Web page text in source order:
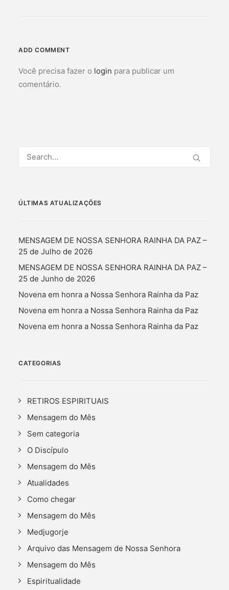
ADD COMMENT
Você precisa fazer o login para publicar um
comentário.
ÚLTIMAS ATUALIZAÇÕES
MENSAGEM DE NOSSA SENHORA RAINHA DA PAZ –
25 de Julho de 2026
MENSAGEM DE NOSSA SENHORA RAINHA DA PAZ –
25 de Junho de 2026
Novena em honra a Nossa Senhora Rainha da Paz
Novena em honra a Nossa Senhora Rainha da Paz
Novena em honra a Nossa Senhora Rainha da Paz
CATEGORIAS
RETIROS ESPIRITUAIS
Mensagem do Mês
Sem categoria
O Discípulo
Mensagem do Mês
Atualidades
Como chegar
Mensagem do Mês
Medjugorje
Arquivo das Mensagem de Nossa Senhora
Mensagem do Mês
Espiritualidade